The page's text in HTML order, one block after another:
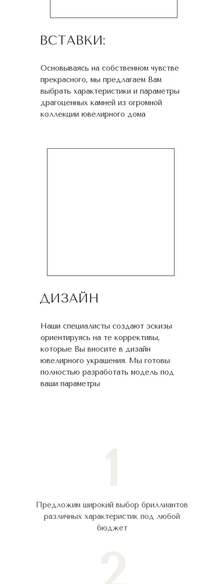
ВСТАВКИ:
Основываясь на собственном чувстве
прекрасного, мы предлагаем Вам
выбрать характеристики и параметры
драгоценных камней из огромной
коллекции ювелирного дома
ДИЗАЙН
Наши специалисты создают эскизы
ориентируясь на те коррективы,
которые Вы вносите в дизайн
ювелирного украшения. Мы готовы
полностью разработать модель под
ваши параметры
Предложим широкий выбор бриллиантов
различных характеристик под любой
бюджет